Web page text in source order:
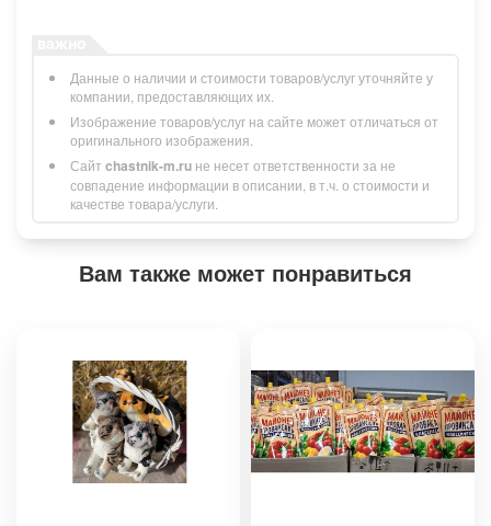
Данные о наличии и стоимости товаров/услуг уточняйте у
компании, предоставляющих их.
Изображение товаров/услуг на сайте может отличаться от
оригинального изображения.
Сайт chastnik-m.ru не несет ответственности за не
совпадение информации в описании, в т.ч. о стоимости и
качестве товара/услуги.
Вам также может понравиться